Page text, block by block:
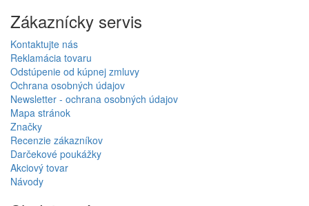
Zákaznícky servis
Kontaktujte nás
Reklamácia tovaru
Odstúpenie od kúpnej zmluvy
Ochrana osobných údajov
Newsletter - ochrana osobných údajov
Mapa stránok
Značky
Recenzie zákazníkov
Darčekové poukážky
Akciový tovar
Návody